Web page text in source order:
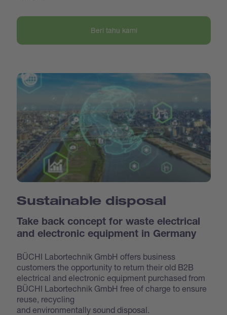
Beri tahu kami
Sustainable disposal
Take back concept for waste electrical
and electronic equipment in Germany
BÜCHI Labortechnik GmbH offers business
customers the opportunity to return their old B2B
electrical and electronic equipment purchased from
BÜCHI Labortechnik GmbH free of charge to ensure
reuse, recycling
and environmentally sound disposal.